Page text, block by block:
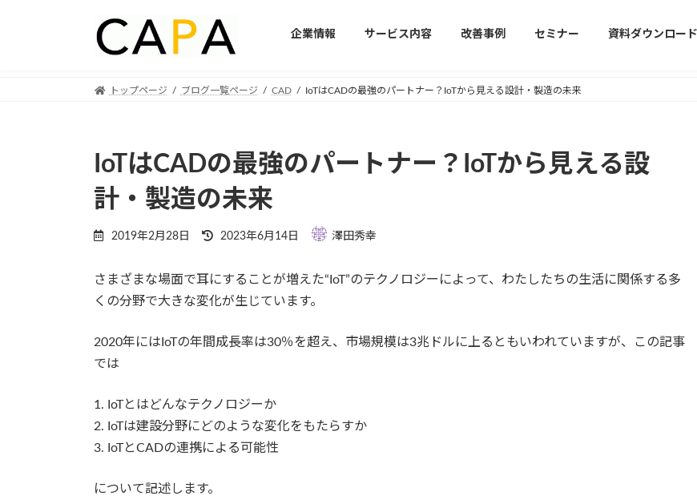
企業情報 サービス内容 改善事例 セミナー 資料ダウンロード
トップページ ブログ一覧ページ CAD IoTはCADの最強のパートナー？IoTから見える設計・製造の未来
IoTはCADの最強のパートナー？IoTから見える設
計・製造の未来
2019年2月28日
Last
updated
2023年6月14日 澤田秀幸
さまざまな場面で耳にすることが増えた“IoT”のテクノロジーによって、わたしたちの生活に関係する多
くの分野で大きな変化が生じています。
2020年にはIoTの年間成長率は30％を超え、市場規模は3兆ドルに上るともいわれていますが、この記事
では
1. IoTとはどんなテクノロジーか
2. IoTは建設分野にどのような変化をもたらすか
3. IoTとCADの連携による可能性
について記述します。